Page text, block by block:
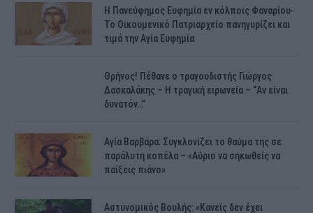
H Πανεύφημος Ευφημία εν κόλποις Φαναρίου-
Το Οικουμενικό Πατριαρχείο πανηγυρίζει και
τιμά την Αγία Ευφημία
Θρήνος! Πέθανε ο τραγουδιστής Γιώργος
Δασκαλάκης – Η τραγική ειρωνεία – “Αν είναι
δυνατόν…”
Αγία Βαρβάρα: Συγκλονίζει το θαύμα της σε
παράλυτη κοπέλα – «Αύριο να σηκωθείς να
παίξεις πιάνο»
Αστυνομικός Bουλής: «Κανείς δεν έχει